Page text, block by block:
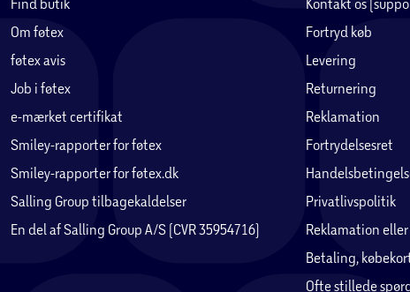
Om føtex
føtex avis
Job i føtex
e-mærket certifikat
Smiley-rapporter for føtex
Smiley-rapporter for føtex.dk
Salling Group tilbagekaldelser
En del af Salling Group A/S (CVR 35954716)
Fortryd køb
Levering
Returnering
Reklamation
Fortrydelsesret
Privatlivspolitik
Reklamation
Betaling,
Ofte stillede